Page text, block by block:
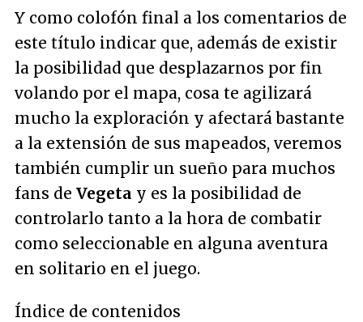
Y como colofón final a los comentarios de
este título indicar que, además de existir
la posibilidad que desplazarnos por fin
volando por el mapa, cosa te agilizará
mucho la exploración y afectará bastante
a la extensión de sus mapeados, veremos
también cumplir un sueño para muchos
fans de Vegeta y es la posibilidad de
controlarlo tanto a la hora de combatir
como seleccionable en alguna aventura
en solitario en el juego.
Índice de contenidos